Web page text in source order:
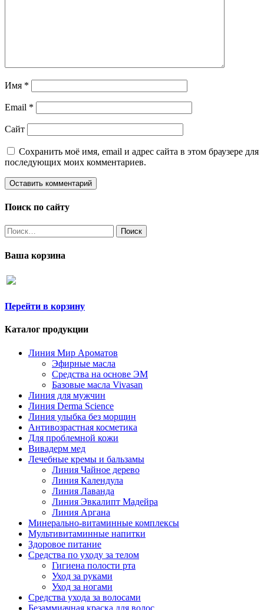
Имя *
Email *
Сайт
Сохранить моё имя, email и адрес сайта в этом браузере для
последующих моих комментариев.
Поиск по сайту
Найти:
Ваша корзина
Перейти в корзину
Каталог продукции
Линия Мир Ароматов
Эфирные масла
Средства на основе ЭМ
Базовые масла Vivasan
Линия для мужчин
Линия Derma Science
Линия улыбка без морщин
Антивозрастная косметика
Для проблемной кожи
Вивадерм мед
Лечебные кремы и бальзамы
Линия Чайное дерево
Линия Календула
Линия Лаванда
Линия Эвкалипт Мадейра
Линия Аргана
Минерально-витаминные комплексы
Мультивитаминные напитки
Здоровое питание
Средства по уходу за телом
Гигиена полости рта
Уход за руками
Уход за ногами
Средства ухода за волосами
Безаммиачная краска для волос